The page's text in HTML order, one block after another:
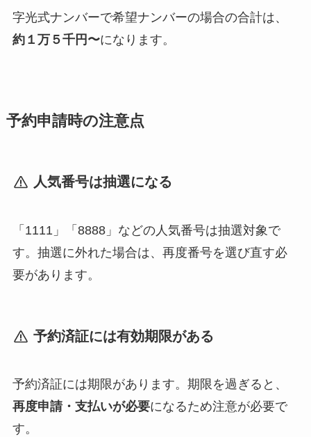
字光式ナンバーで希望ナンバーの場合の合計は、
約１万５千円〜になります。
予約申請時の注意点
人気番号は抽選になる
「1111」「8888」などの人気番号は抽選対象で
す。抽選に外れた場合は、再度番号を選び直す必
要があります。
予約済証には有効期限がある
予約済証には期限があります。期限を過ぎると、
再度申請・支払いが必要になるため注意が必要で
す。